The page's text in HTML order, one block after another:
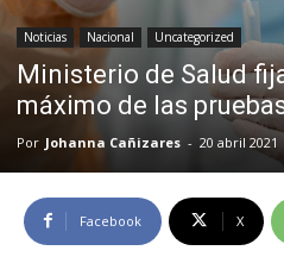
Noticias Nacional Uncategorized
Ministerio de Salud
máximo de las
Por Johanna Cañizares - 20 abril 2021
Facebook X